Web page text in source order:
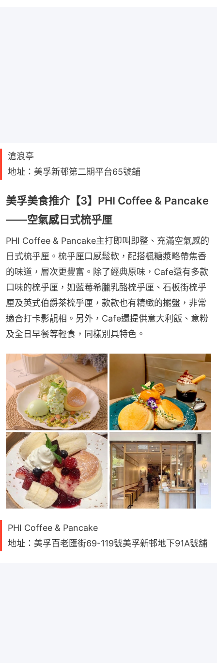
滄浪亭
地址：美孚新邨第二期平台65號舖
美孚美食推介【3】PHI Coffee & Pancake
——空氣感日式梳乎厘
PHI Coffee & Pancake主打即叫即整、充滿空氣感的
日式梳乎厘。梳乎厘口感鬆軟，配搭楓糖漿略帶焦香
的味道，層次更豐富。除了經典原味，Cafe還有多款
口味的梳乎厘，如藍莓希臘乳酪梳乎厘、石板街梳乎
厘及英式伯爵茶梳乎厘，款款也有精緻的擺盤，非常
適合打卡影靚相。另外，Cafe還提供意大利飯、意粉
及全日早餐等輕食，同樣別具特色。
PHI Coffee & Pancake
地址：美孚百老匯街69-119號美孚新邨地下91A號舖